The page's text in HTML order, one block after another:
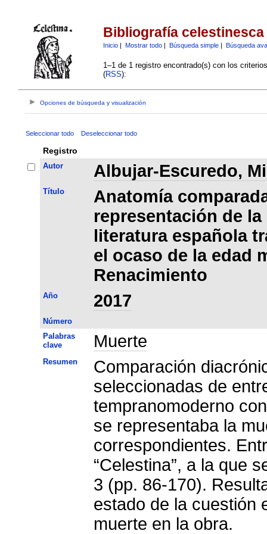
Bibliografía celestinesca
Inicio| Mostrar todo| Búsqueda simple| Búsqueda
1–1 de 1 registro encontrado(s) con los
(RSS):
Opciones de búsqueda y visualización
Seleccionar todo Deseleccionar todo
Registro
Autor Albujar-Escuredo,
Título
Anatomía
representación de la
literatura española
el ocaso de la edad
Renacimiento
Año 2017
Número
Palabras
clave
Muerte
Resumen
Comparación
seleccionadas de
tempranomoderno
se representaba la
correspondientes.
“Celestina”, a la que
3 (pp. 86-170).
estado de la cuestión
muerte en la obra.